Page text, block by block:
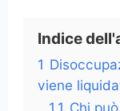
Indice
1
viene
1.1 Chi